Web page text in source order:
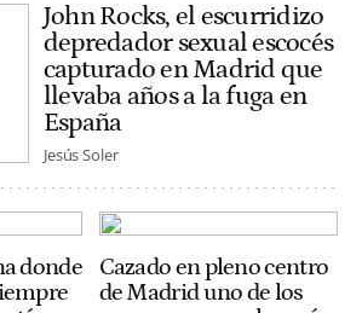
John Rocks, el escurridizo
depredador sexual escocés
capturado en Madrid que
llevaba años a la fuga en
España
Jesús Soler
donde
Cazado en pleno centro
de Madrid uno de los